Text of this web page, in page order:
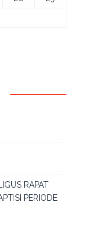
RAPAT
PERIODE